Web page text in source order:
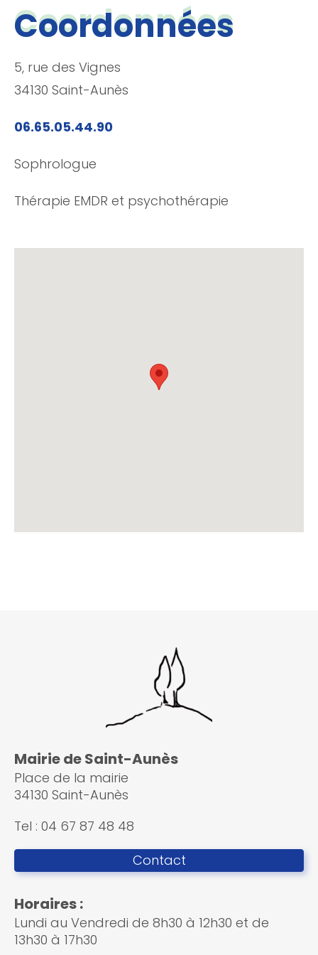
Coordonnées
5, rue des Vignes
34130 Saint-Aunès
06.65.05.44.90
Sophrologue
Thérapie EMDR et psychothérapie
Mairie de Saint-Aunès
Place de la mairie
34130 Saint-Aunès
Tel : 04 67 87 48 48
Contact
Horaires :
Lundi au Vendredi de 8h30 à 12h30 et de
13h30 à 17h30